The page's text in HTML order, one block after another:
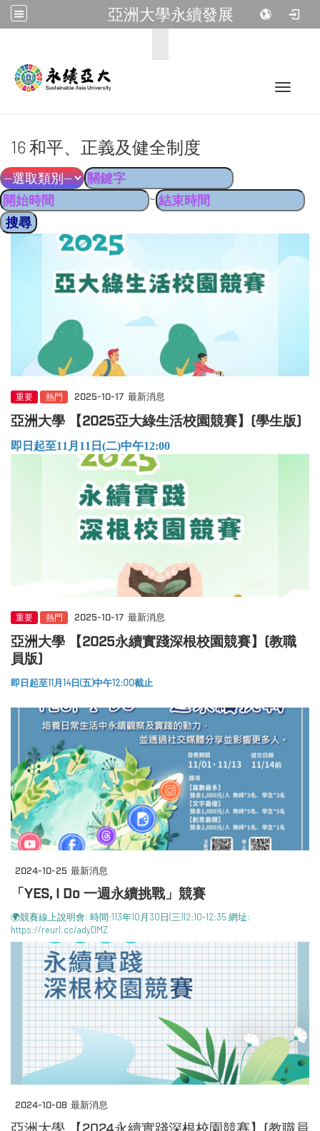
亞洲大學永續發展
Toggle
16 和平、正義及健全制度
~
重要 熱門 2025-10-17 最新消息
亞洲大學 【2025亞大綠生活校園競賽】(學生版)
即日起至11月11日(二)中午12:00
重要 熱門 2025-10-17 最新消息
亞洲大學 【2025永續實踐深根校園競賽】(教職
員版)
即日起至11月14日(五)中午12:00截止
2024-10-25 最新消息
「YES, I Do 一週永續挑戰」競賽
🌍競賽線上說明會: 時間:113年10月30日(三)12:10-12:35 網址:
https://reurl.cc/adyDMZ
2024-10-08 最新消息